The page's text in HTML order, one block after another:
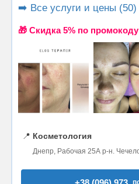
➡️ Все услуги и цены (50)
🎁 Cкидка 5% по
📍 Косметология
Днепр, Рабочая 25А р-н.